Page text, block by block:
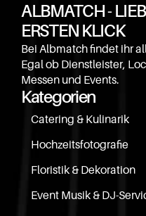
ALBMATCH -
ERSTEN KLICK
Bei Albmatch findet ihr
Egal ob Dienstleister,
Messen und Events.
Kategorien
Catering & Kulinarik
Hochzeitsfotografie
Floristik & Dekoration
Event Musik & DJ-